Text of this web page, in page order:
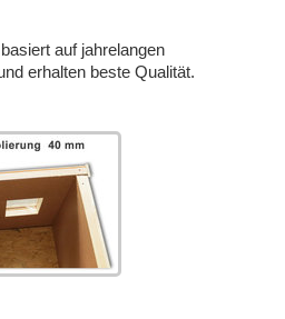
auf jahrelangen
erhalten beste Qualität.